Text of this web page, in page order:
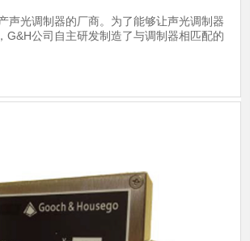
声光调制器的厂商。为了能够让声光调制器
G&H公司自主研发制造了与调制器相匹配的